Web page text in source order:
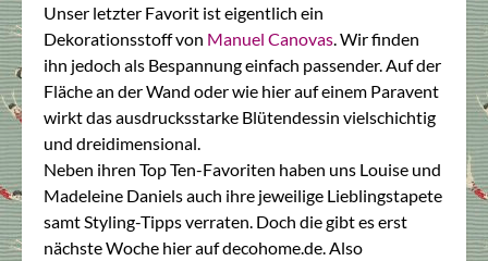
Unser letzter Favorit ist eigentlich ein
Dekorationsstoff von Manuel Canovas . Wir finden
ihn jedoch als Bespannung einfach passender. Auf der
Fläche an der Wand oder wie hier auf einem Paravent
wirkt das ausdrucksstarke Blütendessin vielschichtig
und dreidimensional.
Neben ihren Top Ten-Favoriten haben uns Louise und
Madeleine Daniels auch ihre jeweilige Lieblingstapete
samt Styling-Tipps verraten. Doch die gibt es erst
nächste Woche hier aufdecohome.de . Also